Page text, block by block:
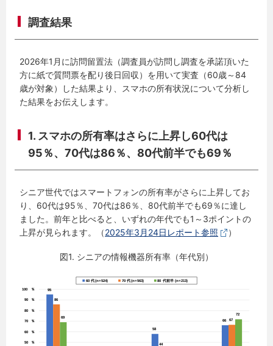
調査結果
2026年1月に訪問留置法（調査員が訪問し調査を承諾頂いた
方に紙で質問票を配り後日回収）を用いて実査（60歳～84
歳が対象）した結果より、スマホの所有状況について分析し
た結果をお伝えします。
1. スマホの所有率はさらに上昇し60代は
95％、70代は86％、80代前半でも69％
シニア世代ではスマートフォンの所有率がさらに上昇してお
り、60代は95％、70代は86％、80代前半でも69％に達し
ました。前年と比べると、いずれの年代でも1～3ポイントの
上昇が見られます。（2025年3月24日レポート参照 ）
図1. シニアの情報機器所有率（年代別）